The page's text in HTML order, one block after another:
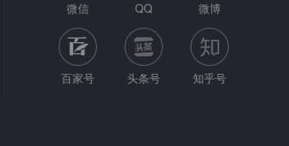
微信 QQ 微博
百家号 头条号 知乎号